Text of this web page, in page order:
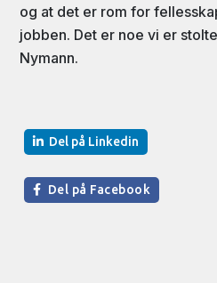
og at det er rom for
jobben. Det er noe vi er
Nymann.
Del på Linkedin
Del på Facebook